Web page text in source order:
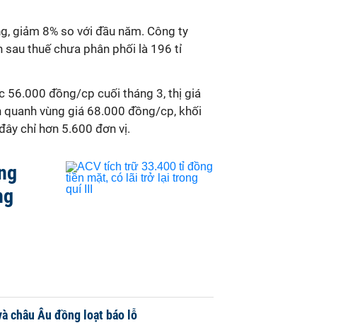
giảm 8% so với đầu năm. Công ty
sau thuế chưa phân phối là 196 tỉ
56.000 đồng/cp cuối tháng 3, thị giá
quanh vùng giá 68.000 đồng/cp, khối
chỉ hơn 5.600 đơn vị.
châu Âu đồng loạt báo lỗ